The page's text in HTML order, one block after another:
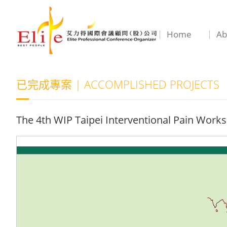
Home
已完成專案 | ACCOMPLISHED PROJECTS
The 4th WIP Taipei Interventional Pain